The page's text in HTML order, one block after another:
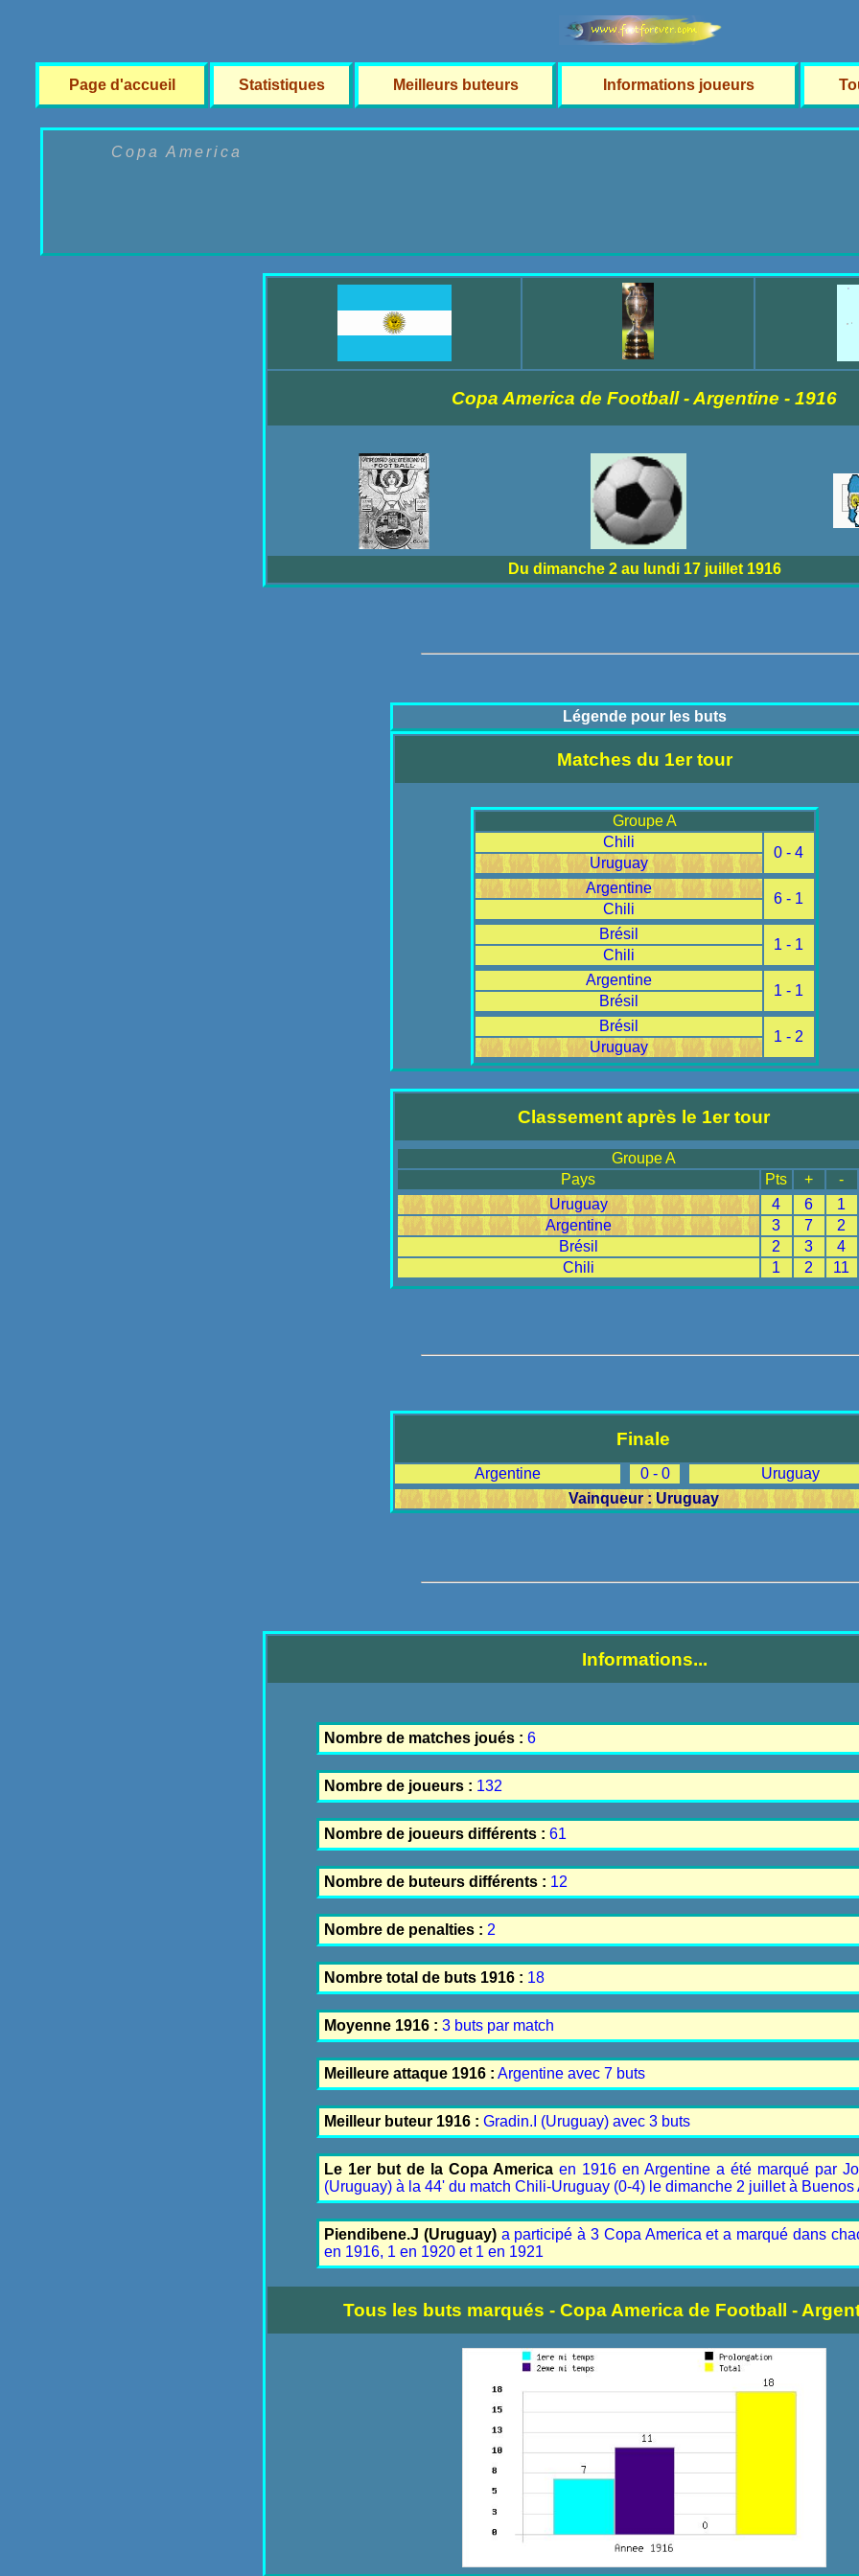
Page d'accueil Statistiques Meilleurs buteurs Informations joueurs
Copa America
Copa America de Football - Argentine - 1916
Du dimanche 2 au lundi 17 juillet 1916
Légende pour les buts
Matches du 1er tour
Groupe A
Chili
0 - 4
Uruguay
Argentine
6 - 1
Chili
Brésil
1 - 1
Chili
Argentine
1 - 1
Brésil
Brésil
1 - 2
Uruguay
Classement après le 1er tour
Groupe A
Pays
Pts + -
Uruguay
4 6 1
Argentine
3 7 2
Brésil
2 3 4
Chili
1 2 11
Finale
Argentine 0 - 0
Uruguay
Vainqueur : Uruguay
Informations...
Nombre de matches joués : 6
Nombre de joueurs : 132
Nombre de joueurs différents : 61
Nombre de buteurs différents : 12
Nombre de penalties : 2
Nombre total de buts 1916 : 18
Moyenne 1916 : 3 buts par match
Meilleure attaque 1916 : Argentine avec 7 buts
Meilleur buteur 1916 : Gradin.I (Uruguay) avec 3 buts
Le 1er but de la Copa America en 1916 en Argentine a été marqué par
(Uruguay) à la 44' du match Chili-Uruguay (0-4) le dimanche 2 juillet à Buenos
Piendibene.J (Uruguay) a participé à 3 Copa America et a marqué dans
en 1916, 1 en 1920 et 1 en 1921
Tous les buts marqués - Copa America de Football -